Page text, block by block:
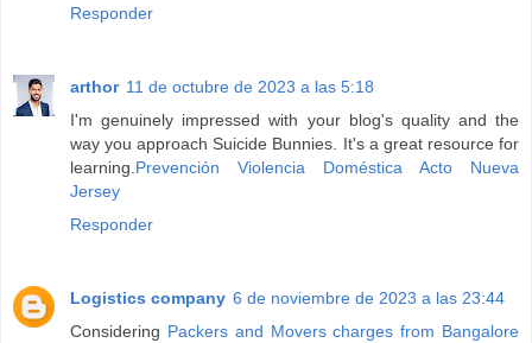
Responder
arthor 11 de octubre de 2023 a las 5:18
I'm genuinely impressed with your blog's quality and the
way you approach Suicide Bunnies. It's a great resource for
learning.Prevención Violencia Doméstica Acto Nueva
Jersey
Responder
Logistics company 6 de noviembre de 2023 a las 23:44
Considering Packers and Movers charges from Bangalore